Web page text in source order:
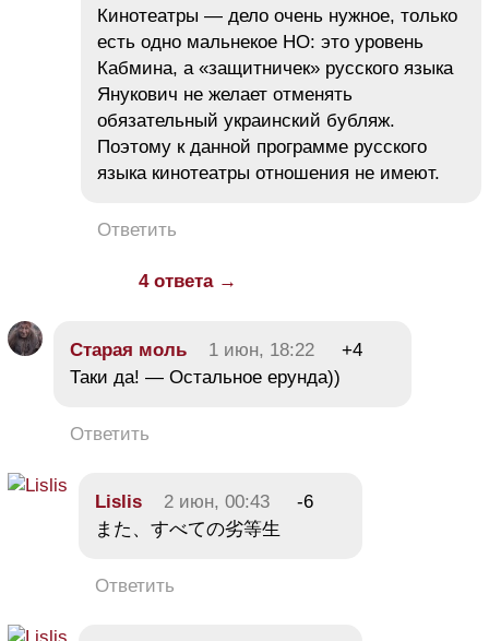
Кинотеатры — дело очень нужное, только
есть одно мальнекое НО: это уровень
Кабмина, а «защитничек» русского языка
Янукович не желает отменять
обязательный украинский бубляж.
Поэтому к данной программе русского
языка кинотеатры отношения не имеют.
Ответить
4 ответа →
Старая моль 1 июн, 18:22
+4
Таки да! — Остальное ерунда))
Ответить
Lislis 2 июн, 00:43
-6
また、すべての劣等生
Ответить